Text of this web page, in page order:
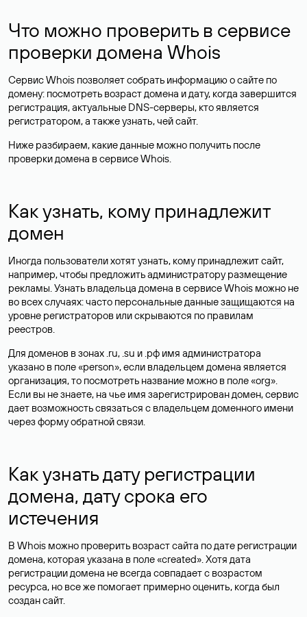
Что можно проверить в сервисе
проверки домена Whois
Сервис Whois позволяет собрать информацию о сайте по
домену: посмотреть возраст домена и дату, когда завершится
регистрация, актуальные DNS-серверы, кто является
регистратором, а также узнать, чей сайт.
Ниже разбираем, какие данные можно получить после
проверки домена в сервисе Whois.
Как узнать, кому принадлежит
домен
Иногда пользователи хотят узнать, кому принадлежит сайт,
например, чтобы предложить администратору размещение
рекламы. Узнать владельца домена в сервисе Whois можно не
во всех случаях: часто персональные данныезащищаются на
уровне регистраторов или скрываются по правилам
реестров.
Для доменов в зонах .ru, .su и .рф имя администратора
указано в поле «person», если владельцем домена является
организация, то посмотреть название можно в поле «org».
Если вы не знаете, на чье имя зарегистрирован домен, сервис
дает возможность связаться с владельцем доменного имени
через форму обратной связи.
Как узнать дату регистрации
домена, дату срока его
истечения
В Whois можно проверить возраст сайта по дате регистрации
домена, которая указана в поле «created». Хотя дата
регистрации домена не всегда совпадает с возрастом
ресурса, но все же помогает примерно оценить, когда был
создан сайт.